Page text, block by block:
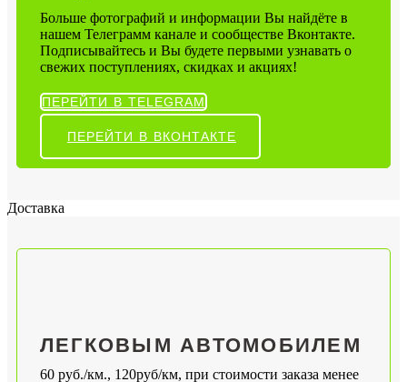
Больше фотографий и информации Вы найдёте в
нашем Телеграмм канале и сообществе Вконтакте.
Подписывайтесь и Вы будете первыми узнавать о
свежих поступлениях, скидках и акциях!
ПЕРЕЙТИ В TELEGRAM
ПЕРЕЙТИ В ВКОНТАКТЕ
Доставка
ЛЕГКОВЫМ АВТОМОБИЛЕМ
60 руб./км., 120руб/км, при стоимости заказа менее